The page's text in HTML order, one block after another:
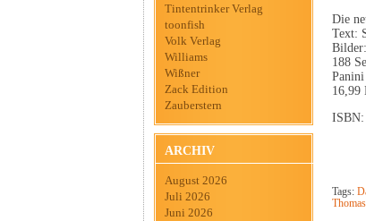
Tintentrinker Verlag
toonfish
Volk Verlag
Williams
Wißner
Zack Edition
Zauberstern
ARCHIV
August 2026
Juli 2026
Juni 2026
Die
Text:
188
16,99
ISBN:
Tags: